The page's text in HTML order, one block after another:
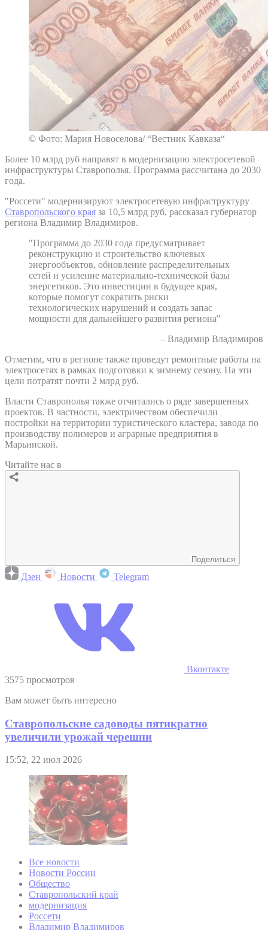
© Фото: Мария Новоселова/ “Вестник Кавказа“
Более 10 млрд руб направят в модернизацию электросетевой
инфраструктуры Ставрополья. Программа рассчитана до 2030
года.
"Россети" модернизируют электросетевую инфраструктуру
Ставропольского края за 10,5 млрд руб, рассказал губернатор
региона Владимир Владимиров.
"Программа до 2030 года предусматривает
реконструкцию и строительство ключевых
энергообъектов, обновление распределительных
сетей и усиление материально-технической базы
энергетиков. Это инвестиции в будущее края,
которые помогут сократить риски
технологических нарушений и создать запас
мощности для дальнейшего развития региона"
– Владимир Владимиров
Отметим, что в регионе также проведут ремонтные работы на
электросетях в рамках подготовки к зимнему сезону. На эти
цели потратят почти 2 млрд руб.
Власти Ставрополья также отчитались о ряде завершенных
проектов. В частности, электричеством обеспечили
постройки на территории туристического кластера, завода по
производству полимеров и аграрные предприятия в
Марьинской.
Читайте нас в
Поделиться
Дзен Новости Telegram
Вконтакте
3575 просмотров
Вам может быть интересно
Ставропольские садоводы пятикратно
увеличили урожай черешни
15:52, 22 июл 2026
Все новости
Новости России
Общество
Ставропольский край
модернизация
Россети
Владимир Владимиров